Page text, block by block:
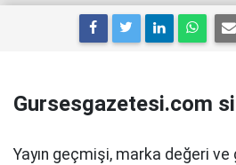
Gursesgazetesi.com
Yayın geçmişi, marka değeri